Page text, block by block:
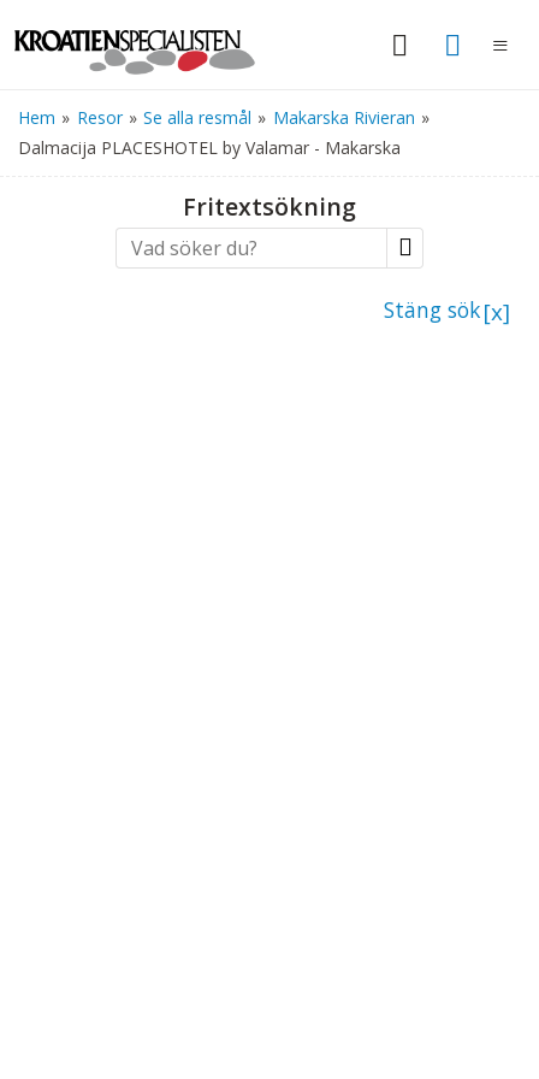
Hem » Resor » Se alla resmål » Makarska Rivieran »
Dalmacija PLACESHOTEL by Valamar - Makarska
Fritextsökning
Stäng sök